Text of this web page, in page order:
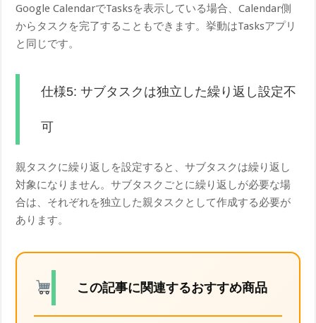
Google CalendarでTasksを表示している場合、Calendar側
からタスクを完了することもできます。挙動はTasksアプリ
と同じです。
仕様5: サブタスクは独立した繰り返し設定不
可
親タスクに繰り返しを設定すると、サブタスクは繰り返し
対象になりません。サブタスクごとに繰り返しが必要な場
合は、それぞれを独立した親タスクとして作成する必要が
あります。
この記事に関連するおすすめ商品